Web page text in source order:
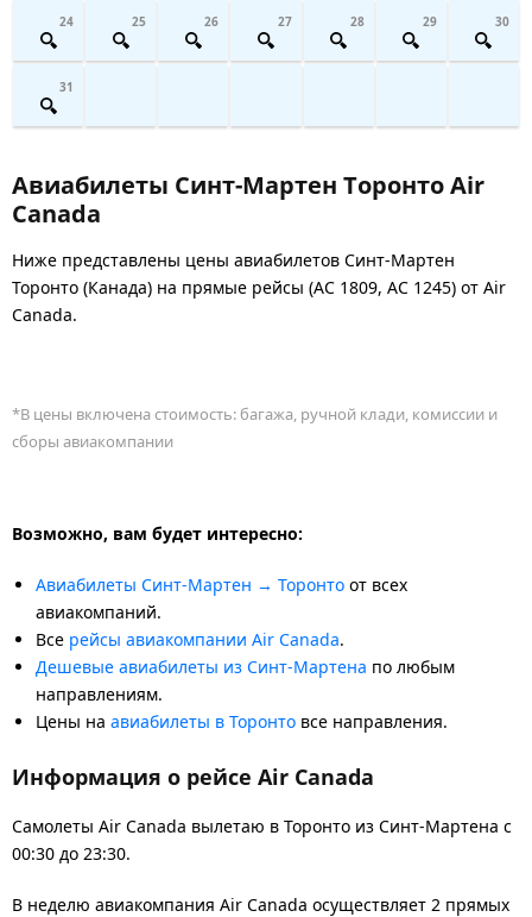
24 25 26 27 28 29 30
31
Авиабилеты Синт-Мартен Торонто Air
Canada
Ниже представлены цены авиабилетов Синт-Мартен
Торонто (Канада) на прямые рейсы (AC 1809, AC 1245) от Air
Canada.
*В цены включена стоимость: багажа, ручной клади, комиссии и
сборы авиакомпании
Возможно, вам будет интересно:
Авиабилеты Синт-Мартен → Торонто от всех
авиакомпаний.
Все рейсы авиакомпании Air Canada.
Дешевые авиабилеты из Синт-Мартена по любым
направлениям.
Цены на авиабилеты в Торонто все направления.
Информация о рейсе Air Canada
Самолеты Air Canada вылетаю в Торонто из Синт-Мартена с
00:30 до 23:30.
В неделю авиакомпания Air Canada осуществляет 2 прямых